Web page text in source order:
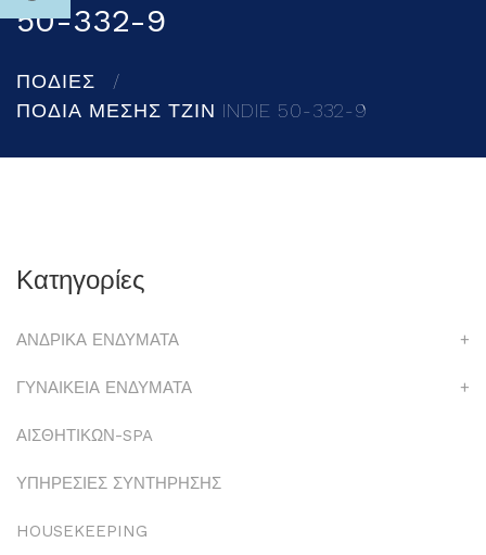
50-332-9
ΠΟΔΙΕΣ
ΠΟΔΙΑ ΜΕΣΗΣ ΤΖΙΝ INDIE 50-332-9
Κατηγορίες
ΑΝΔΡΙΚΑ ΕΝΔΥΜΑΤΑ +
ΓΥΝΑΙΚΕΙΑ ΕΝΔΥΜΑΤΑ +
ΑΙΣΘΗΤΙΚΩΝ-SPA
ΥΠΗΡΕΣΙΕΣ ΣΥΝΤΗΡΗΣΗΣ
HOUSEKEEPING